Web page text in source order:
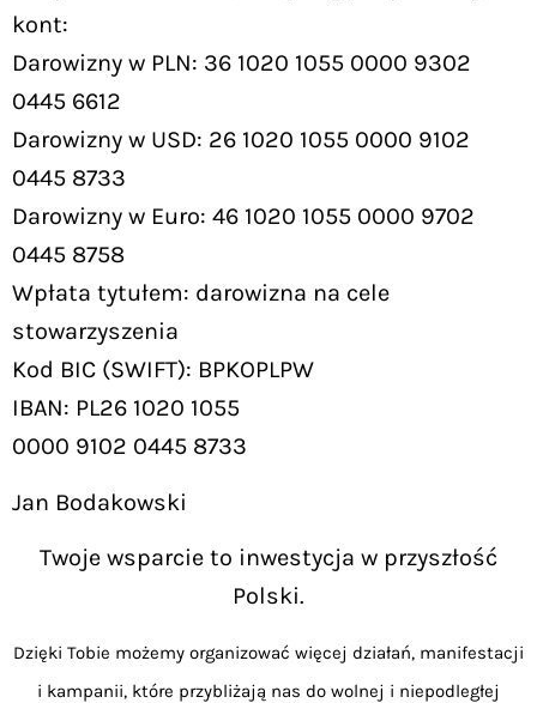
kont:
Darowizny w PLN: 36 1020 1055 0000 9302
0445 6612
Darowizny w USD: 26 1020 1055 0000 9102
0445 8733
Darowizny w Euro: 46 1020 1055 0000 9702
0445 8758
Wpłata tytułem: darowizna na cele
stowarzyszenia
Kod BIC (SWIFT): BPKOPLPW
IBAN: PL26 1020 1055
0000 9102 0445 8733
Jan Bodakowski
Twoje wsparcie to inwestycja w przyszłość
Polski.
Dzięki Tobie możemy organizować więcej działań, manifestacji
i kampanii, które przybliżają nas do wolnej i niepodległej